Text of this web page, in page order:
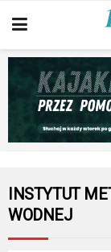
INSTYTUT
WODNEJ